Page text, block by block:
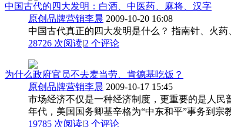
中国古代的四大发明：白酒、中医药、麻将、汉字
原创品牌营销李晨 2009-10-20 16:08
中国古代真正的四大发明是什么？ 指南针、火
28726 次阅读|2 个评论
为什么政府官员不去麦当劳、肯德基吃饭？
原创品牌营销李晨 2009-10-17 15:45
市场经济不仅是一种经济制度，更重要的是人
年代，美国国务卿基辛格为“中东和平”事务到宗
19785 次阅读|3 个评论